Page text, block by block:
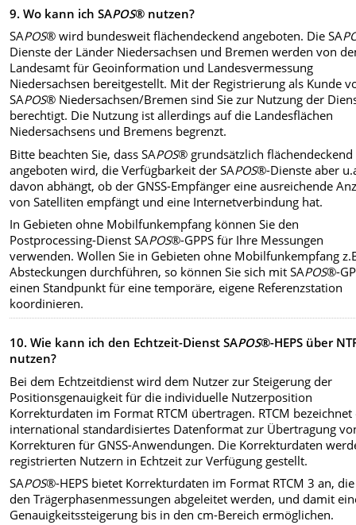
9. Wo kann ich SAPOS® nutzen?
SAPOS® wird bundesweit flächendeckend angeboten. Die SA
Dienste der Länder Niedersachsen und Bremen werden von
Landesamt für Geoinformation und Landesvermessung
Niedersachsen bereitgestellt. Mit der Registrierung als Kunde
SAPOS® Niedersachsen/Bremen sind Sie zur Nutzung der
berechtigt. Die Nutzung ist allerdings auf die Landesflächen
Niedersachsens und Bremens begrenzt.
Bitte beachten Sie, dass SAPOS® grundsätzlich flächendeckend
angeboten wird, die Verfügbarkeit der SAPOS®-Dienste aber
davon abhängt, ob der GNSS-Empfänger eine ausreichende
von Satelliten empfängt und eine Internetverbindung hat.
In Gebieten ohne Mobilfunkempfang können Sie den
Postprocessing-Dienst SAPOS®-GPPS für Ihre Messungen
verwenden. Wollen Sie in Gebieten ohne Mobilfunkempfang
Absteckungen durchführen, so können Sie sich mit SAPOS®-
einen Standpunkt für eine temporäre, eigene Referenzstation
koordinieren.
10. Wie kann ich den Echtzeit-Dienst SAPOS®-HEPS über
nutzen?
Bei dem Echtzeitdienst wird dem Nutzer zur Steigerung der
Positionsgenauigkeit für die individuelle Nutzerposition
Korrekturdaten im Format RTCM übertragen. RTCM bezeichnet
international standardisiertes Datenformat zur Übertragung
Korrekturen für GNSS-Anwendungen. Die Korrekturdaten
registrierten Nutzern in Echtzeit zur Verfügung gestellt.
SAPOS®-HEPS bietet Korrekturdaten im Format RTCM 3 an,
den Trägerphasenmessungen abgeleitet werden, und damit
Genauigkeitssteigerung bis in den cm-Bereich ermöglichen.